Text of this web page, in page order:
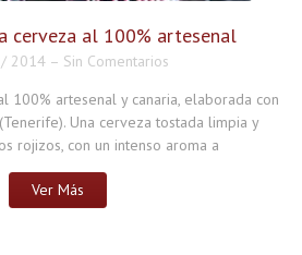
cerveza al 100% artesenal
2014– Sin Comentarios
100% artesenal y canaria, elaborada con
Una cerveza tostada limpia y
rojizos, con un intenso aroma a
Ver Más